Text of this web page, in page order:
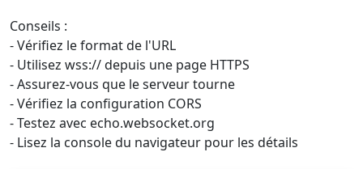
Conseils :
- Vérifiez le format de l'URL
- Utilisez wss:// depuis une page HTTPS
- Assurez-vous que le serveur tourne
- Vérifiez la configuration CORS
- Testez avec echo.websocket.org
- Lisez la console du navigateur pour les détails